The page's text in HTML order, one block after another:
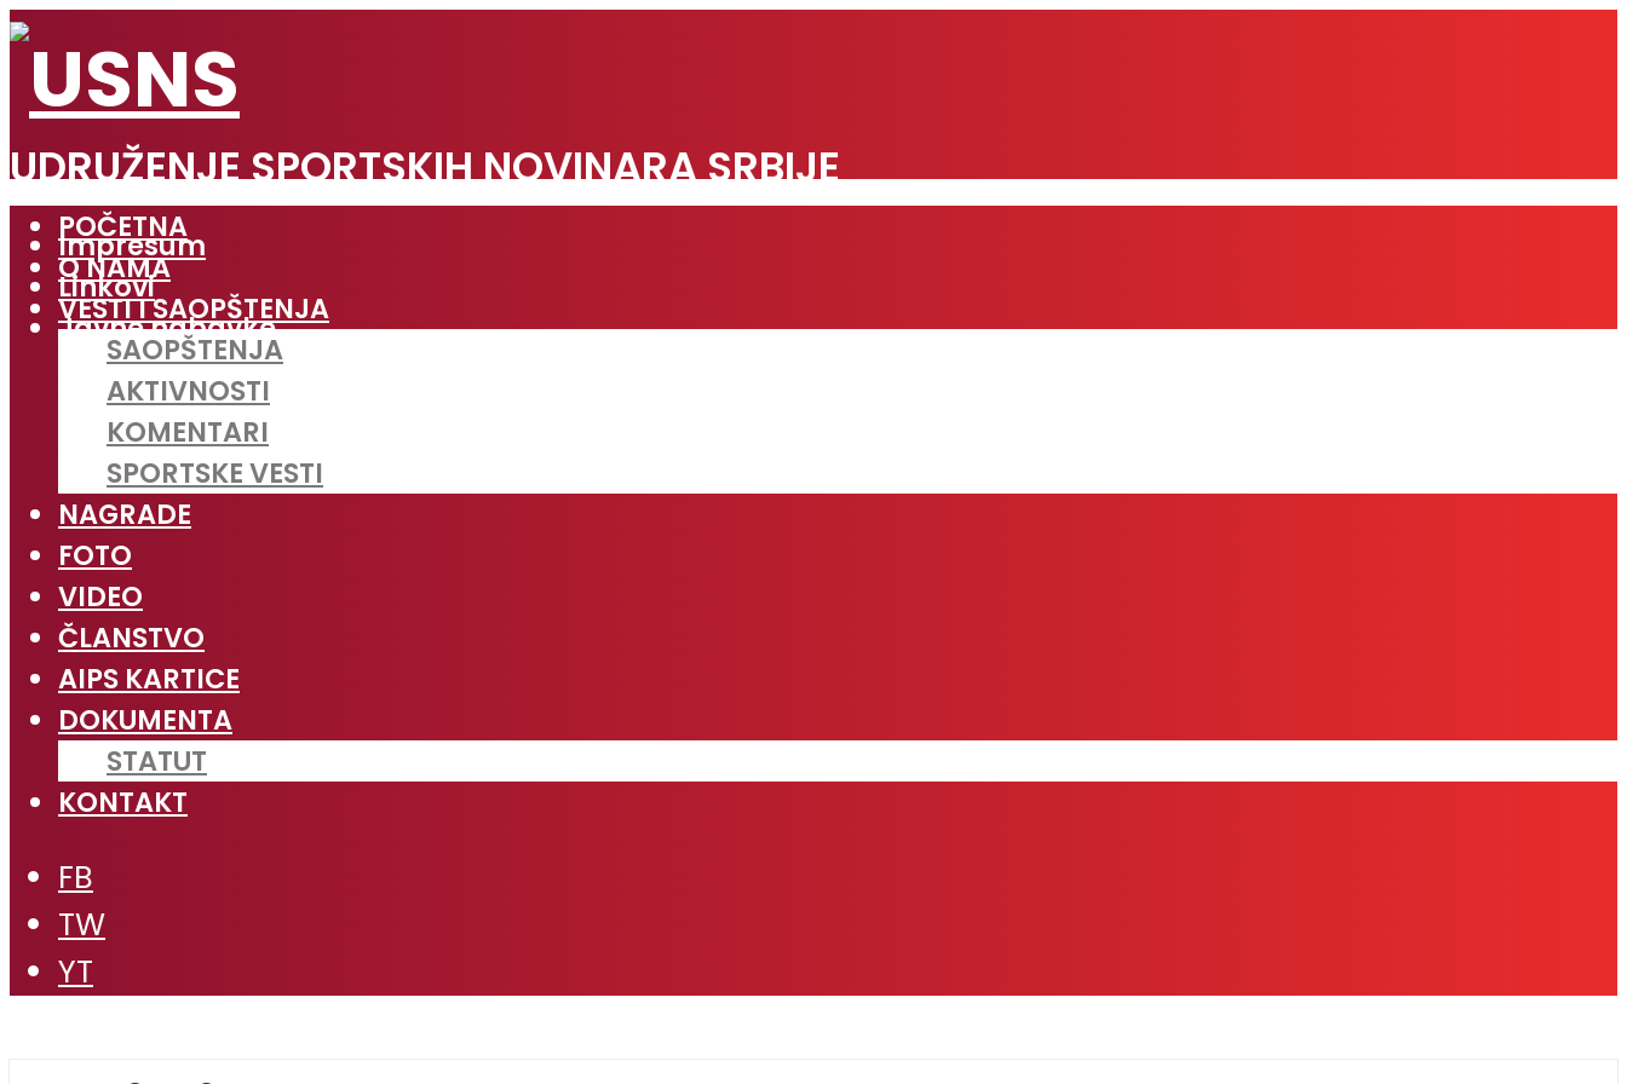
UDRUŽENJE SPORTSKIH NOVINARA SRBIJE
Impresum
Linkovi
Javne nabavke
POČETNA
O NAMA
VESTI I SAOPŠTENJA
SAOPŠTENJA
AKTIVNOSTI
KOMENTARI
SPORTSKE VESTI
NAGRADE
FOTO
VIDEO
ČLANSTVO
AIPS KARTICE
DOKUMENTA
STATUT
KONTAKT
FB
TW
YT